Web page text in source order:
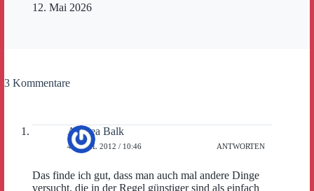
12. Mai 2026
3 Kommentare
Andrea Balk
4. APRIL 2012 / 10:46 ANTWORTEN
Das finde ich gut, dass man auch mal andere Dinge
versucht, die in der Regel günstiger sind als einfach